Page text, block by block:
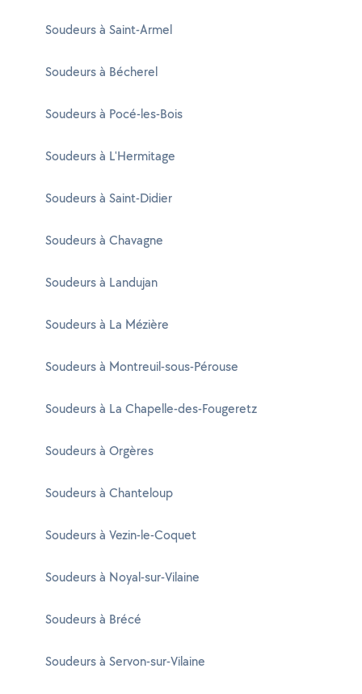
Soudeurs à Saint-Armel
Soudeurs à Bécherel
Soudeurs à Pocé-les-Bois
Soudeurs à L'Hermitage
Soudeurs à Saint-Didier
Soudeurs à Chavagne
Soudeurs à Landujan
Soudeurs à La Mézière
Soudeurs à Montreuil-sous-Pérouse
Soudeurs à La Chapelle-des-Fougeretz
Soudeurs à Orgères
Soudeurs à Chanteloup
Soudeurs à Vezin-le-Coquet
Soudeurs à Noyal-sur-Vilaine
Soudeurs à Brécé
Soudeurs à Servon-sur-Vilaine